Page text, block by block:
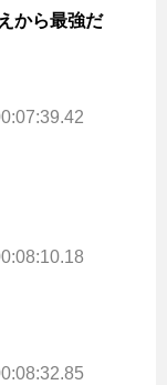
から最強だ